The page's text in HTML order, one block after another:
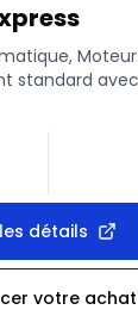
standard
détails
votre achat